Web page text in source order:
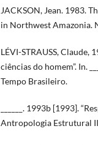
JACKSON, Jean. 1983.
in Northwest Amazonia.
LÉVI-STRAUSS, Claude,
ciências do homem”. In.
Tempo Brasileiro.
______. 1993b [1993].
Antropologia Estrutural